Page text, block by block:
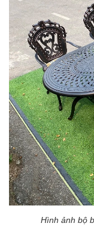
Hình ảnh bộ